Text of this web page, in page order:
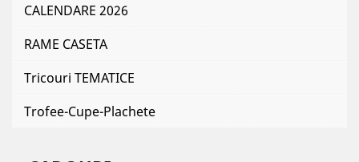
CALENDARE 2026
RAME CASETA
Tricouri TEMATICE
Trofee-Cupe-Plachete